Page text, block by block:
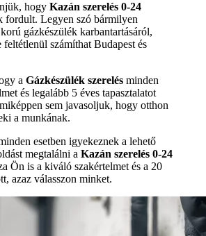
hogy Kazán szerelés 0-24
fordult. Legyen szó bármilyen
gázkészülék karbantartásáról,
feltétlenül számíthat Budapest és
a Gázkészülék szerelés minden
és legalább 5 éves tapasztalatot
sem javasoljuk, hogy otthon
a munkának.
esetben igyekeznek a lehető
megtalálni a Kazán szerelés 0-24
Ön is a kiváló szakértelmet és a 20
azaz válasszon minket.